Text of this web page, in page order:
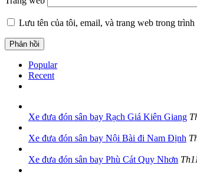
Lưu tên của tôi, email, và trang web trong
Popular
Recent
Xe đưa đón sân bay Rạch Giá Kiên Giang
Xe đưa đón sân bay Nội Bài đi Nam Định
Xe đưa đón sân bay Phù Cát Quy Nhơn